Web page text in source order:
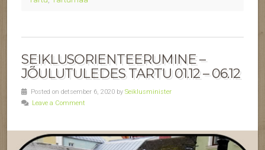
SEIKLUSORIENTEERUMINE –
JÕULUTULEDES TARTU 01.12 – 06.12
Posted on detsember 6, 2020 by Seiklusminister
Leave a Comment